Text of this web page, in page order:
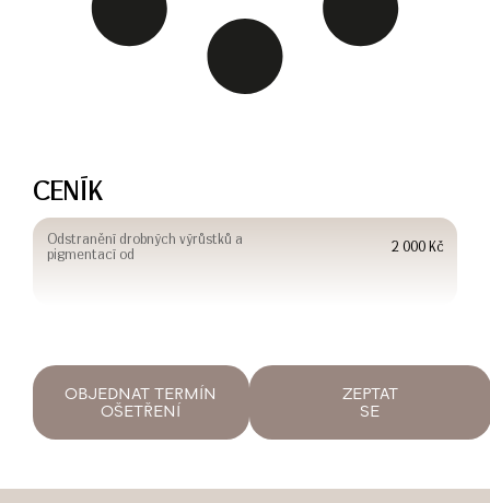
CENÍK
Odstranění drobných výrůstků a
pigmentací od
2 000 Kč
OBJEDNAT TERMÍN
OŠETŘENÍ
ZEPTAT
SE